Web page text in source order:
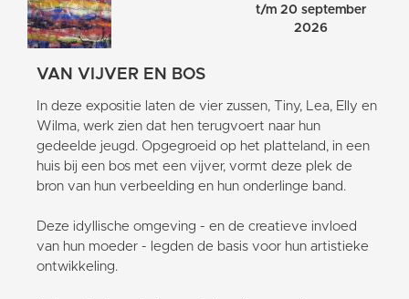
t/m 20 september
2026
VAN VIJVER EN BOS
In deze expositie laten de vier zussen, Tiny, Lea, Elly en
Wilma, werk zien dat hen terugvoert naar hun
gedeelde jeugd. Opgegroeid op het platteland, in een
huis bij een bos met een vijver, vormt deze plek de
bron van hun verbeelding en hun onderlinge band.
Deze idyllische omgeving - en de creatieve invloed
van hun moeder - legden de basis voor hun artistieke
ontwikkeling.